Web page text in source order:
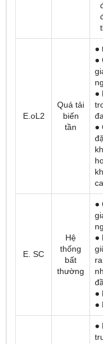
E.oL2
Quá tải
biến
tần
●
●
●
●
E. SC
Hệ
thống
bất
thường
●
●
●
●
●